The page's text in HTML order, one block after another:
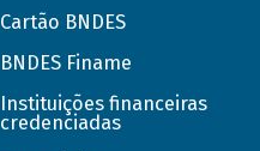
Cartão BNDES
BNDES Finame
Instituições financeiras
credenciadas